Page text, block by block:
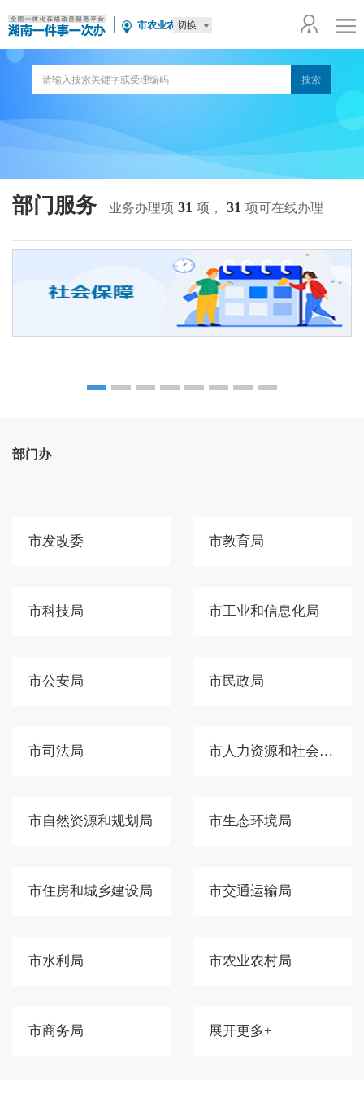
市农业农村局
切换
部门服务 业务办理项 31 项， 31 项可在线办理
部门办
市发改委 市教育局
市科技局 市工业和信息化局
市公安局 市民政局
市司法局 市人力资源和社会保障局
市自然资源和规划局 市生态环境局
市住房和城乡建设局 市交通运输局
市水利局 市农业农村局
市商务局 展开更多+